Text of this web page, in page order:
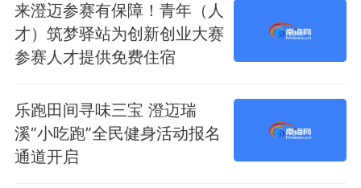
来澄迈参赛有保障！青年（人
才）筑梦驿站为创新创业大赛
参赛人才提供免费住宿
乐跑田间寻味三宝 澄迈瑞
溪“小吃跑”全民健身活动报名
通道开启